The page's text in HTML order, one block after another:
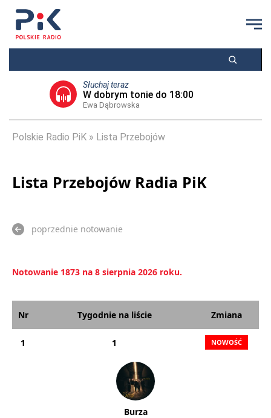
Słuchaj teraz
W dobrym tonie do 18:00
Ewa Dąbrowska
Polskie Radio PiK Lista Przebojów
Lista Przebojów Radia PiK
poprzednie notowanie
Notowanie 1873 na 8 sierpnia 2026 roku.
Nr Tygodnie na liście Zmiana
1 1
Burza